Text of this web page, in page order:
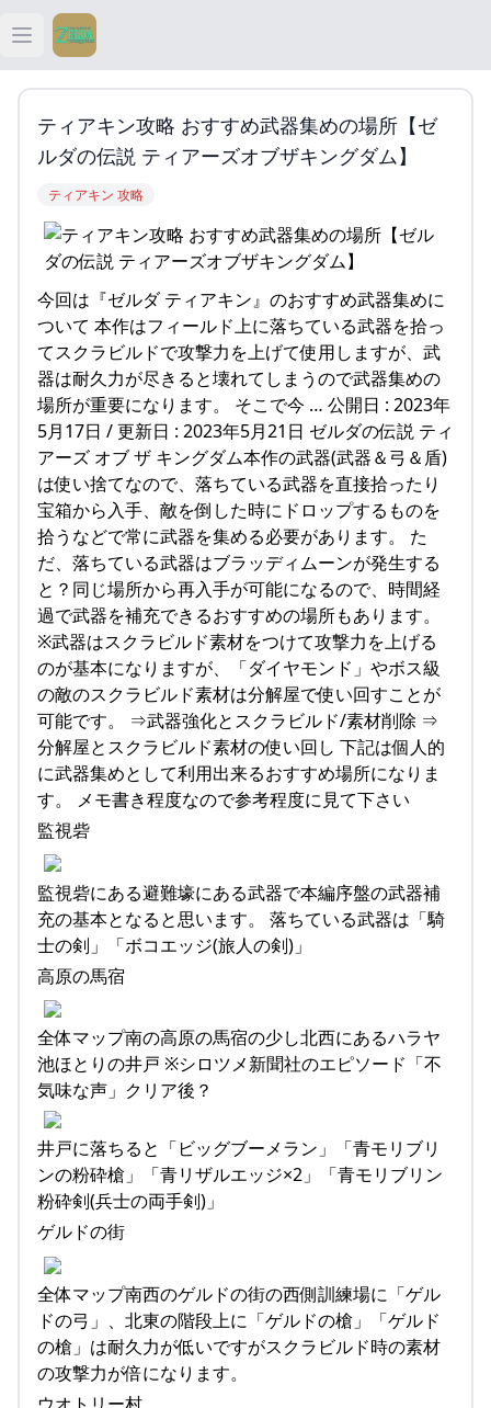
Open main menu
ティアキン
ティアキン 祠
ティアキン 攻略
ティアキン攻略 おすすめ武器集めの場所【ゼ
ルダの伝説 ティアーズオブザキングダム】
ティアキン 攻略
今回は『ゼルダ ティアキン』のおすすめ武器集めに
ついて 本作はフィールド上に落ちている武器を拾っ
てスクラビルドで攻撃力を上げて使用しますが、武
器は耐久力が尽きると壊れてしまうので武器集めの
場所が重要になります。 そこで今 … 公開日 : 2023年
5月17日 / 更新日 : 2023年5月21日 ゼルダの伝説 ティ
アーズ オブ ザ キングダム本作の武器(武器＆弓＆盾)
は使い捨てなので、落ちている武器を直接拾ったり
宝箱から入手、敵を倒した時にドロップするものを
拾うなどで常に武器を集める必要があります。 た
だ、落ちている武器はブラッディムーンが発生する
と？同じ場所から再入手が可能になるので、時間経
過で武器を補充できるおすすめの場所もあります。
※武器はスクラビルド素材をつけて攻撃力を上げる
のが基本になりますが、「ダイヤモンド」やボス級
の敵のスクラビルド素材は分解屋で使い回すことが
可能です。 ⇒武器強化とスクラビルド/素材削除 ⇒
分解屋とスクラビルド素材の使い回し 下記は個人的
に武器集めとして利用出来るおすすめ場所になりま
す。 メモ書き程度なので参考程度に見て下さい
監視砦
監視砦にある避難壕にある武器で本編序盤の武器補
充の基本となると思います。 落ちている武器は「騎
士の剣」「ボコエッジ(旅人の剣)」
高原の馬宿
全体マップ南の高原の馬宿の少し北西にあるハラヤ
池ほとりの井戸 ※シロツメ新聞社のエピソード「不
気味な声」クリア後？
井戸に落ちると「ビッグブーメラン」「青モリブリ
ンの粉砕槍」「青リザルエッジ×2」「青モリブリン
粉砕剣(兵士の両手剣)」
ゲルドの街
全体マップ南西のゲルドの街の西側訓練場に「ゲル
ドの弓」、北東の階段上に「ゲルドの槍」「ゲルド
の槍」は耐久力が低いですがスクラビルド時の素材
の攻撃力が倍になります。